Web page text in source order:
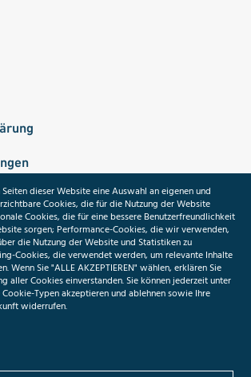
Medizininformatik-Initiative
ToolPool Gesundheitsforschung
dieser Website eine Auswahl an eigenen und
Cookies, die für die Nutzung der Website
Cookies, die für eine bessere Benutzerfreundlichkeit
sorgen; Performance-Cookies, die wir verwenden,
die Nutzung der Website und Statistiken zu
Cookies, die verwendet werden, um relevante Inhalte
Wenn Sie "ALLE AKZEPTIEREN" wählen, erklären Sie
aller Cookies einverstanden. Sie können jederzeit unter
Typen akzeptieren und ablehnen sowie Ihre
widerrufen.